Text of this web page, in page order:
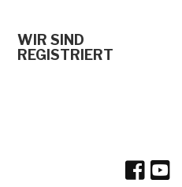
WIR SIND
REGISTRIERT